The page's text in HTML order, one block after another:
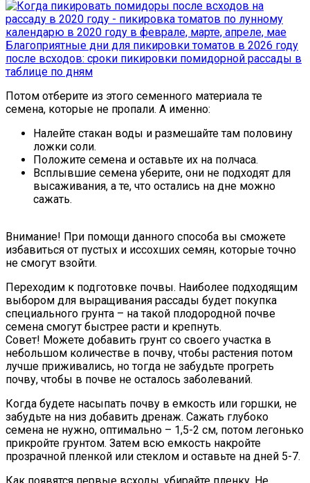
Благоприятные дни для пикировки томатов в 2026 году
после всходов: сроки пикировки помидорной рассады в
таблице по дням
Потом отберите из этого семенного материала те
семена, которые не пропали. А именно:
Налейте стакан воды и размешайте там половину
ложки соли.
Положите семена и оставьте их на полчаса.
Всплывшие семена уберите, они не подходят для
высаживания, а те, что остались на дне можно
сажать.
Внимание! При помощи данного способа вы сможете
избавиться от пустых и иссохших семян, которые точно
не смогут взойти.
Переходим к подготовке почвы. Наиболее подходящим
выбором для выращивания рассады будет покупка
специального грунта – на такой плодородной почве
семена смогут быстрее расти и крепнуть.
Совет! Можете добавить грунт со своего участка в
небольшом количестве в почву, чтобы растения потом
лучше приживались, но тогда не забудьте прогреть
почву, чтобы в почве не осталось заболеваний.
Когда будете насыпать почву в емкость или горшки, не
забудьте на низ добавить дренаж. Сажать глубоко
семена не нужно, оптимально – 1,5-2 см, потом легонько
прикройте грунтом. Затем всю емкость накройте
прозрачной пленкой или стеклом и оставьте на дней 5-7.